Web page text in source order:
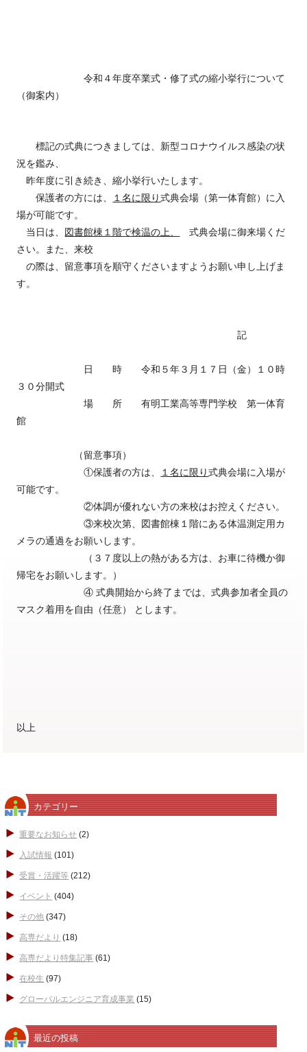
令和４年度卒業式・修了式の縮小挙行について
（御案内）
標記の式典につきましては、新型コロナウイルス感染の状
況を鑑み、
昨年度に引き続き、縮小挙行いたします。
保護者の方には、
１名に限り式典会場（第一体育館）に入
場が可能です。
当日は、 図書館棟１階で検温の上、
式典会場に御来場くだ
さい。また、来校
の際は、留意事項を順守くださいますようお願い申し上げま
す。
記
日 時 令和５年３月１７日（金）１０時
３０分開式
場 所 有明工業高等専門学校 第一体育
館
（留意事項）
①保護者の方は、
１名に限り式典会場に入場が
可能です。
②体調が優れない方の来校はお控えください。
③来校次第、図書館棟１階にある体温測定用カ
メラの通過をお願いします。
（３７度以上の熱がある方は、お車に待機か御
帰宅をお願いします。）
④ 式典開始から終了までは、式典参加者全員の
マスク着用を自由（任意） とします。
以上
カテゴリー
重要なお知らせ (2)
入試情報 (101)
受賞・活躍等 (212)
イベント (404)
その他 (347)
高専だより (18)
高専だより特集記事 (61)
在校生 (97)
グローバルエンジニア育成事業 (15)
最近の投稿